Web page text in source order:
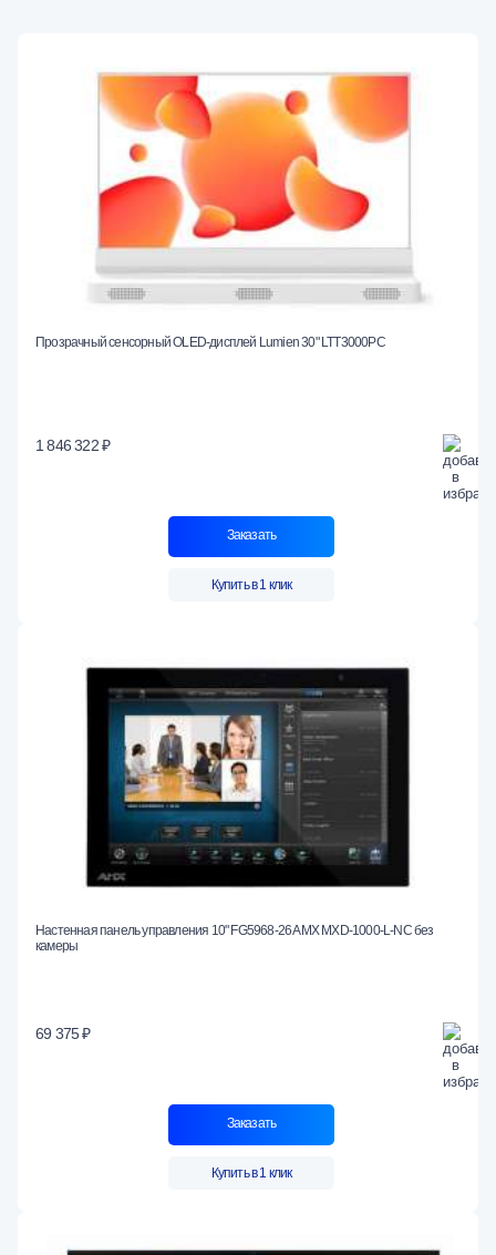
Прозрачный сенсорный OLED-дисплей Lumien 30" LTT3000PC
1 846 322 ₽
Заказать
Купить в 1 клик
Настенная панель управления 10" FG5968-26 AMX MXD-1000-L-NC без
камеры
69 375 ₽
Заказать
Купить в 1 клик